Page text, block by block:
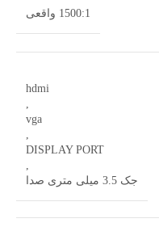
1500:1 واقعی
hdmi
vga
DISPLAY PORT
جک 3.5 میلی متری صدا